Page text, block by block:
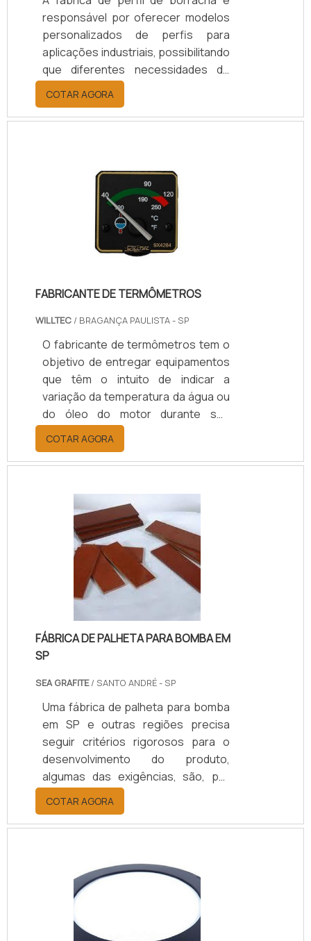
responsável por oferecer modelos
personalizados de perfis para
aplicações industriais, possibilitando
que diferentes necessidades de
cada segmento possam ser
atendidas no que se refere a
vedações ou acabamentos para
líquidos.Produtos oferecidosPara
que uma fábrica de perfil de
borracha forneça apenas os
modelos que são compatíveis com a
maioria das marcas de maquinário
indústria, ela usa padr.
COTAR AGORA
FABRICANTE DE TERMÔMETROS
WILLTEC / BRAGANÇA PAULISTA - SP
O fabricante de termômetros tem o
objetivo de entregar equipamentos
que têm o intuito de indicar a
variação da temperatura da água ou
do óleo do motor durante seu
funcionamento. Esses fabricantes
possuem os mecânicos e elétricos,
os quais indicam a temperatura do
carro durante a sua operação.O
termômetro confeccionado pelo
fabricante desse tipo do
equipamento exibe: Temperatura na
unidade do país; Pode também omitir
a unidade; Exibe apenas marcações
para as varia.
COTAR AGORA
FÁBRICA DE PALHETA PARA BOMBA EM
SP
SEA GRAFITE/ SANTO ANDRÉ - SP
Uma fábrica de palheta para bomba
em SP e outras regiões precisa
seguir critérios rigorosos para o
desenvolvimento do produto,
algumas das exigências, são, por
exemplo: Partir de um desenho
técnico; Seguindo normas de
tolerância; Utilizar matéria-prima de
fatores que garantem um bom
produto.A fábrica de palheta para
bomba realiza projetos tanto para a
fabricar as palheta de grafite para
bomba de vácuo sem lubrificação,
COTAR AGORA